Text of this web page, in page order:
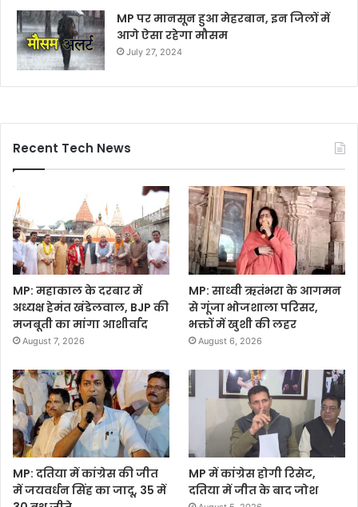
MP पर मानसून हुआ मेहरबान, इन जिलों में
आगे ऐसा रहेगा मौसम
July 27, 2024
Recent Tech News
MP: महाकाल के दरबार में
अध्यक्ष हेमंत खंडेलवाल, BJP की
मजबूती का मांगा आशीर्वाद
August 7, 2026
MP: साध्वी ऋतंभरा के आगमन
से गूंजा भोजशाला परिसर,
भक्तों में खुशी की लहर
August 6, 2026
MP: दतिया में कांग्रेस की जीत
में जयवर्धन सिंह का जादू, 35 में
MP में कांग्रेस होगी रिसेट,
दतिया में जीत के बाद जोश